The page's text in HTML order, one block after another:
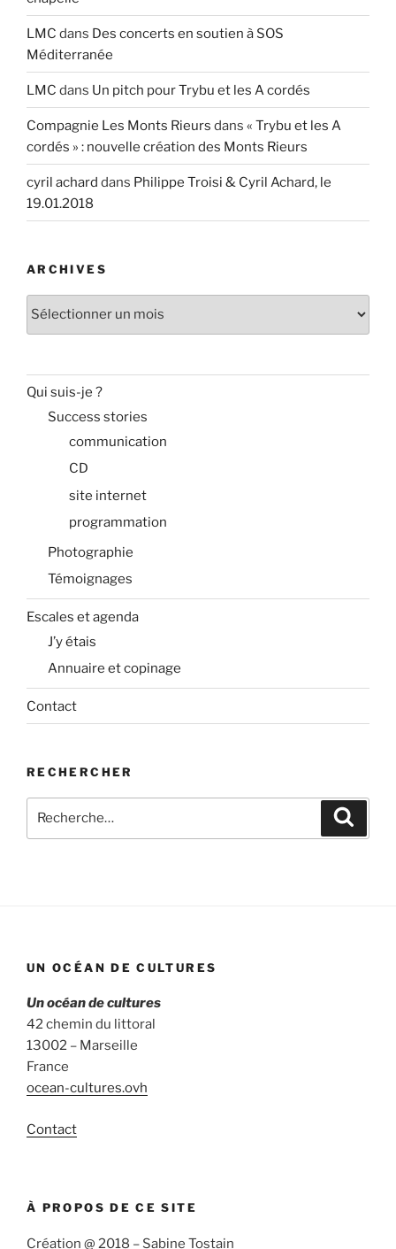
LMC dans Des concerts en soutien à SOS
Méditerranée
LMC dans Un pitch pour Trybu et les A cordés
Compagnie Les Monts Rieurs dans « Trybu et les A
cordés » : nouvelle création des Monts Rieurs
cyril achard dans Philippe Troisi & Cyril Achard, le
19.01.2018
ARCHIVES
Archives
Qui suis-je ?
Success stories
communication
CD
site internet
programmation
Photographie
Témoignages
Escales et agenda
J’y étais
Annuaire et copinage
Contact
RECHERCHER
pour
UN OCÉAN DE CULTURES
Un océan de cultures
42 chemin du littoral
13002 – Marseille
France
ocean-cultures.ovh
Contact
À PROPOS DE CE SITE
Création @ 2018 – Sabine Tostain